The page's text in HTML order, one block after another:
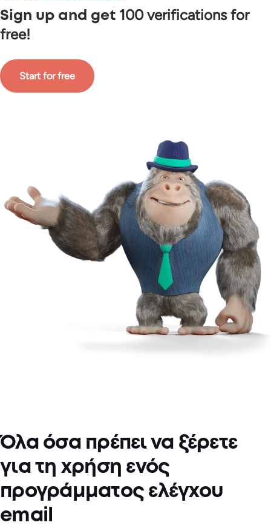
Sign up and get 100 verifications for
free!
Start for free
Όλα όσα πρέπει να ξέρετε
για τη χρήση ενός
προγράμματος ελέγχου
email